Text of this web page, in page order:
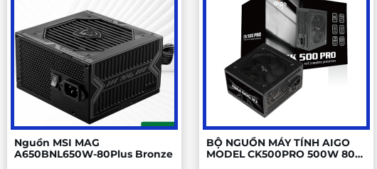
Nguồn MSI MAG
A650BNL650W-80Plus Bronze
BỘ NGUỒN MÁY TÍNH AIGO
MODEL CK500PRO 500W 80+